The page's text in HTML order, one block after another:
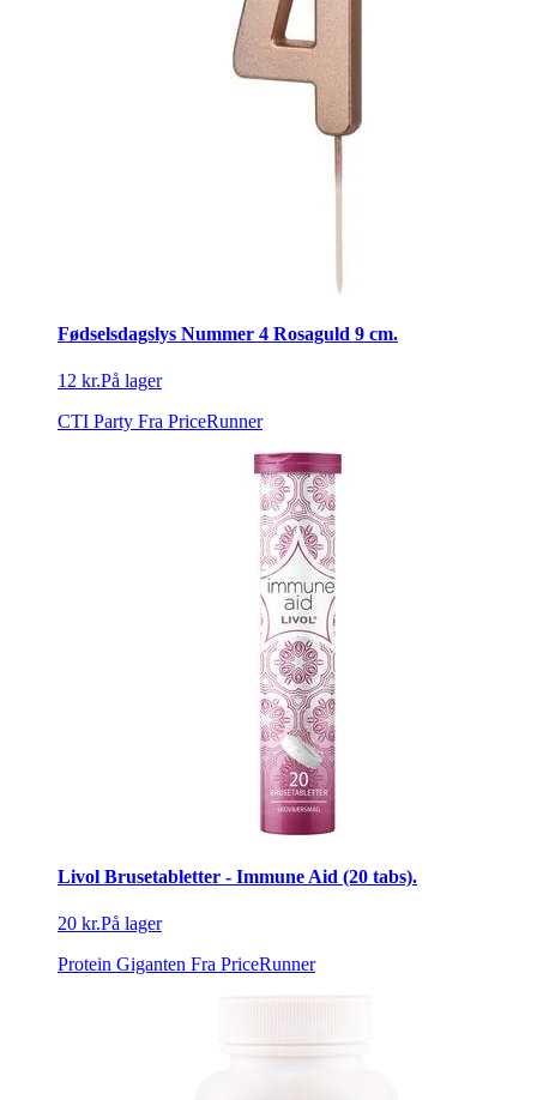
Fødselsdagslys Nummer 4 Rosaguld 9 cm.
12 kr.På lager
CTI Party Fra PriceRunner
Livol Brusetabletter - Immune Aid (20 tabs).
20 kr.På lager
Protein Giganten Fra PriceRunner